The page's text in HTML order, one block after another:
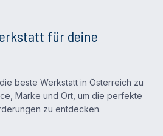
für deine
beste Werkstatt in Österreich zu
Marke und Ort, um die perfekte
zu entdecken.